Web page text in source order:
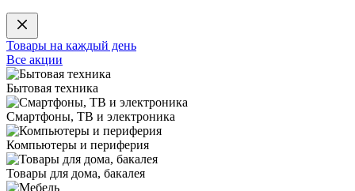
Товары на каждый день
Все акции
Бытовая техника
Смартфоны, ТВ и электроника
Компьютеры и периферия
Товары для дома, бакалея